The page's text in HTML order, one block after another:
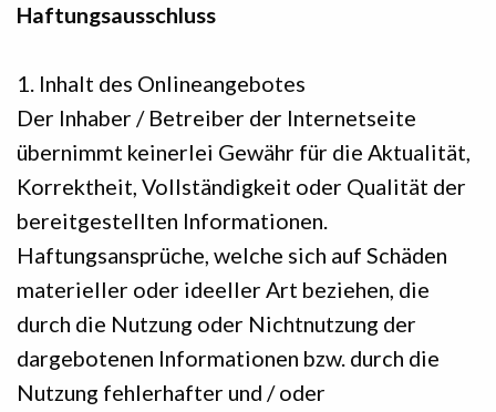
Haftungsausschluss
1. Inhalt des Onlineangebotes
Der Inhaber / Betreiber der Internetseite
übernimmt keinerlei Gewähr für die Aktualität,
Korrektheit, Vollständigkeit oder Qualität der
bereitgestellten Informationen.
Haftungsansprüche, welche sich auf Schäden
materieller oder ideeller Art beziehen, die
durch die Nutzung oder Nichtnutzung der
dargebotenen Informationen bzw. durch die
Nutzung fehlerhafter und / oder